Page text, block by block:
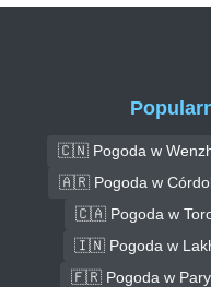
🇨🇳 Pogoda w
🇦🇷 Pogoda w
🇨🇦 Pogoda w
🇮🇳 Pogoda w
🇫🇷 Pogoda w